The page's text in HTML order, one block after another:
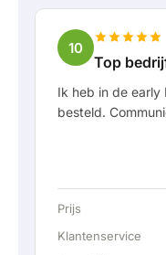
10
Top
Ik heb in de early
besteld.
werd ik goed op
afspraak van
een vaste
accu doormiddel
Prijs
Klantenservice